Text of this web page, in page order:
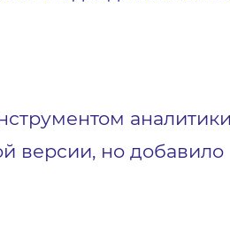
версии, но добавило